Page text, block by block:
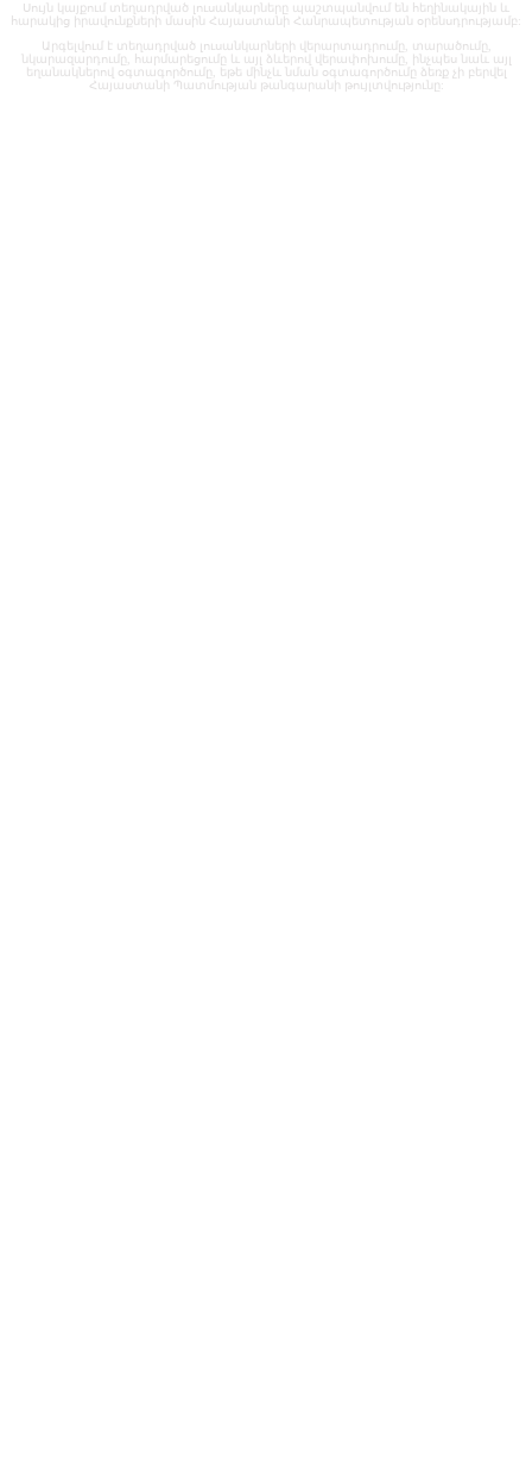
Սույն կայքում տեղադրված լուսանկարները պաշտպանվում են հեղինակային և
հարակից իրավունքների մասին Հայաստանի Հանրապետության օրենսդրությամբ:
Արգելվում է տեղադրված լուսանկարների վերարտադրումը, տարածումը,
նկարազարդումը, հարմարեցումը և այլ ձևերով վերափոխումը, ինչպես նաև այլ
եղանակներով օգտագործումը, եթե մինչև նման օգտագործումը ձեռք չի բերվել
Հայաստանի Պատմության թանգարանի թույլտվությունը: